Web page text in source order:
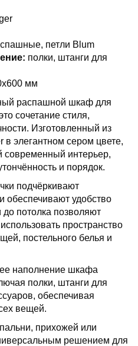
петли Blum
полки, штанги для
мм
распашной шкаф для
сочетание стиля,
Изготовленный из
элегантном сером цвете,
современный интерьер,
и порядок.
подчёркивают
обеспечивают удобство
потолка позволяют
пространство
постельного белья и
наполнение шкафа
полки, штанги для
обеспечивая
вещей.
прихожей или
решением для